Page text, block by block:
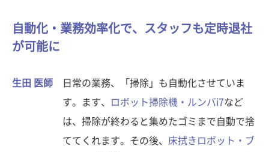
自動化・業務効率化で、スタッフも定時退社
が可能に
生田 医師
日常の業務、「掃除」も自動化させていま
す。ます、
ロボット掃除機・ルンバi7など
は、掃除が終わると集めたゴミまで自動で捨
ててくれます。その後、 床拭きロボット・ブ